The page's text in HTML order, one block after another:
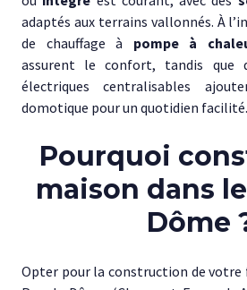
adaptés aux terrains vallonnés. À
de chauffage à pompe à
assurent le confort, tandis que
électriques centralisables
domotique pour un quotidien facilité.
Pourquoi
maison dans
Dôme
Opter pour la construction de votre